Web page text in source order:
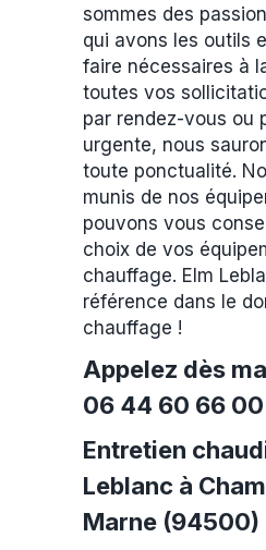
sommes des
qui avons les outils
faire nécessaires à
toutes vos
par rendez-vous ou
urgente, nous
toute ponctualité.
munis de nos
pouvons vous
choix de vos
chauffage. Elm
référence dans le
chauffage !
Appelez dès
06 44 60 66 00
Entretien
Leblanc à
Marne (94500)